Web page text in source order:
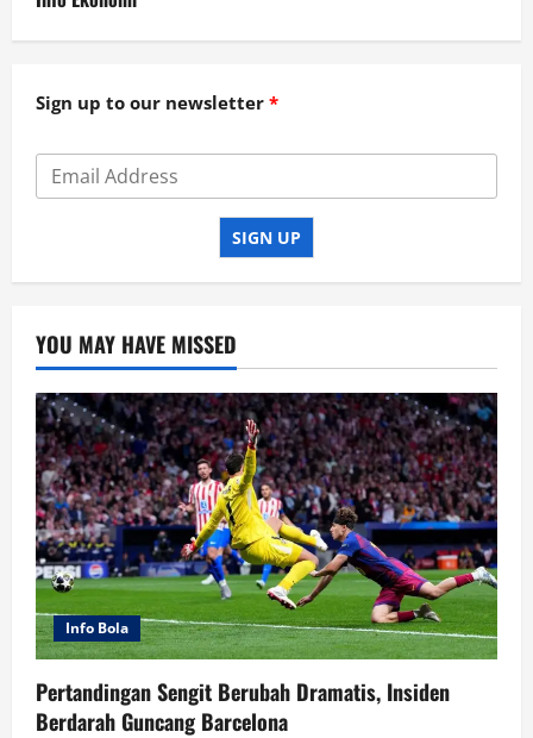
Sign up to our newsletter
SIGN UP
YOU MAY HAVE MISSED
Info Bola
Pertandingan Sengit Berubah Dramatis, Insiden
Berdarah Guncang Barcelona